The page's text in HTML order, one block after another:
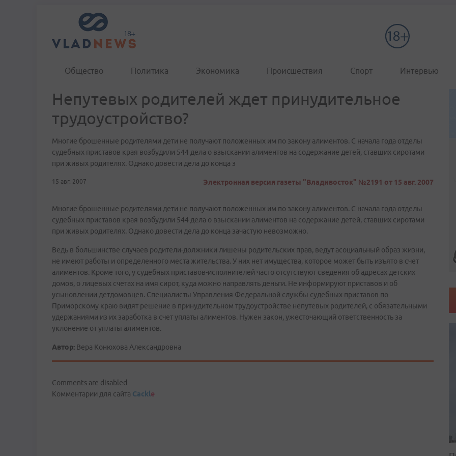
Общество Политика Экономика Происшествия Спорт Интервью
Непутевых родителей ждет принудительное
трудоустройство?
Многие брошенные родителями дети не получают положенных им по закону алиментов. С начала года отделы
судебных приставов края возбудили 544 дела о взыскании алиментов на содержание детей, ставших сиротами
при живых родителях. Однако довести дела до конца з
15 авг. 2007 Электронная версия газеты "Владивосток" №2191 от 15 авг. 2007
Многие брошенные родителями дети не получают положенных им по закону алиментов. С начала года отделы
судебных приставов края возбудили 544 дела о взыскании алиментов на содержание детей, ставших сиротами
при живых родителях. Однако довести дела до конца зачастую невозможно.
Ведь в большинстве случаев родители-должники лишены родительских прав, ведут асоциальный образ жизни,
не имеют работы и определенного места жительства. У них нет имущества, которое может быть изъято в счет
алиментов. Кроме того, у судебных приставов-исполнителей часто отсутствуют сведения об адресах детских
домов, о лицевых счетах на имя сирот, куда можно направлять деньги. Не информируют приставов и об
усыновлении детдомовцев. Специалисты Управления Федеральной службы судебных приставов по
Приморскому краю видят решение в принудительном трудоустройстве непутевых родителей, с обязательными
удержаниями из их заработка в счет уплаты алиментов. Нужен закон, ужесточающий ответственность за
уклонение от уплаты алиментов.
Автор: Вера Конюхова Александровна
Comments are disabled
Комментарии для сайта Cackle